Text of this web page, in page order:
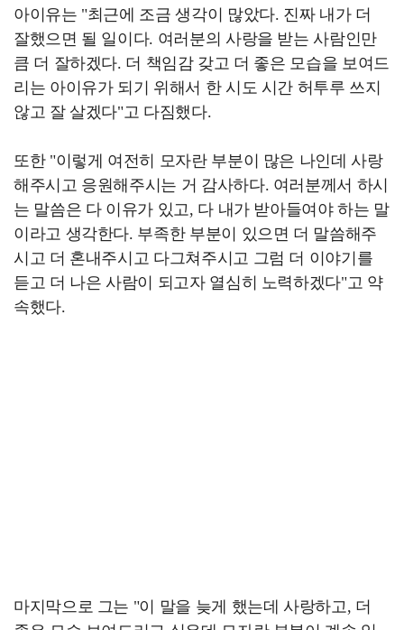
아이유는 "최근에 조금 생각이 많았다. 진짜 내가 더
잘했으면 될 일이다. 여러분의 사랑을 받는 사람인만
큼 더 잘하겠다. 더 책임감 갖고 더 좋은 모습을 보여드
리는 아이유가 되기 위해서 한 시도 시간 허투루 쓰지
않고 잘 살겠다"고 다짐했다.
또한 "이렇게 여전히 모자란 부분이 많은 나인데 사랑
해주시고 응원해주시는 거 감사하다. 여러분께서 하시
는 말씀은 다 이유가 있고, 다 내가 받아들여야 하는 말
이라고 생각한다. 부족한 부분이 있으면 더 말씀해주
시고 더 혼내주시고 다그쳐주시고 그럼 더 이야기를
듣고 더 나은 사람이 되고자 열심히 노력하겠다"고 약
속했다.
마지막으로 그는 "이 말을 늦게 했는데 사랑하고, 더